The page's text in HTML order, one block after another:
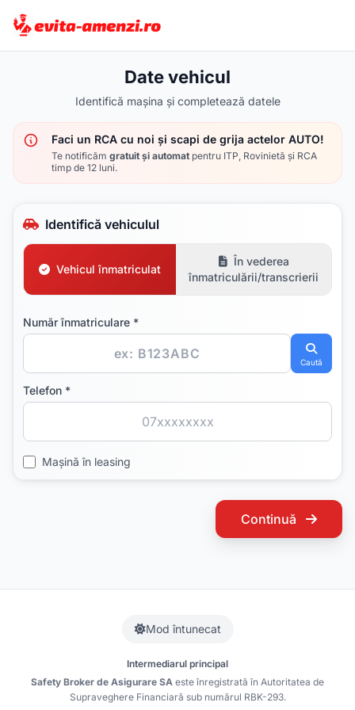
Date vehicul
Identifică mașina și completează datele
Faci un RCA cu noi și scapi de grija actelor AUTO!
Te notificăm gratuit şi automat pentru ITP, Rovinietă și RCA
timp de 12 luni.
Identifică vehiculul
Vehicul înmatriculat
În vederea
înmatriculării/transcrierii
Număr înmatriculare *
Caută
Telefon *
Mașină în leasing
Continuă
Mod întunecat
Intermediarul principal
Safety Broker de Asigurare SA este înregistrată în Autoritatea de
Supraveghere Financiară sub numărul RBK-293.